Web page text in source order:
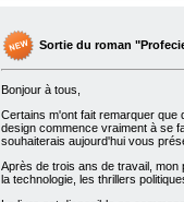
Sortie du roman
Bonjour à tous,
Certains m'ont fait remarquer que
design commence vraiment à se
souhaiterais aujourd'hui vous
Après de trois ans de travail,
la technologie, les thrillers